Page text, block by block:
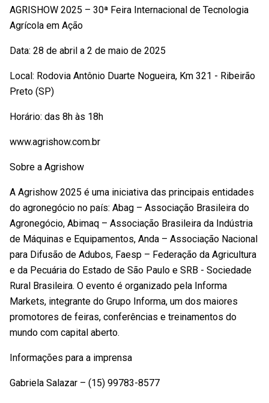
AGRISHOW 2025 – 30ª Feira Internacional de Tecnologia
Agrícola em Ação
Data: 28 de abril a 2 de maio de 2025
Local: Rodovia Antônio Duarte Nogueira, Km 321 - Ribeirão
Preto (SP)
Horário: das 8h às 18h
www.agrishow.com.br
Sobre a Agrishow
A Agrishow 2025 é uma iniciativa das principais entidades
do agronegócio no país: Abag – Associação Brasileira do
Agronegócio, Abimaq – Associação Brasileira da Indústria
de Máquinas e Equipamentos, Anda – Associação Nacional
para Difusão de Adubos, Faesp – Federação da Agricultura
e da Pecuária do Estado de São Paulo e SRB - Sociedade
Rural Brasileira. O evento é organizado pela Informa
Markets, integrante do Grupo Informa, um dos maiores
promotores de feiras, conferências e treinamentos do
mundo com capital aberto.
Informações para a imprensa
Gabriela Salazar – (15) 99783-8577